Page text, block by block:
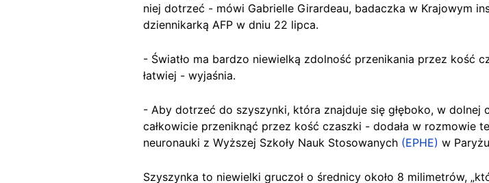
niej dotrzeć - mówi Gabrielle Girardeau, badaczka w Krajowym
dziennikarką AFP w dniu 22 lipca.
- Światło ma bardzo niewielką zdolność przenikania przez kość
łatwiej - wyjaśnia.
- Aby dotrzeć do szyszynki, która znajduje się głęboko, w dolnej
całkowicie przeniknąć przez kość czaszki - dodała w rozmowie
neuronauki z Wyższej Szkoły Nauk Stosowanych (EPHE) w
Szyszynka to niewielki gruczoł o średnicy około 8 milimetrów,